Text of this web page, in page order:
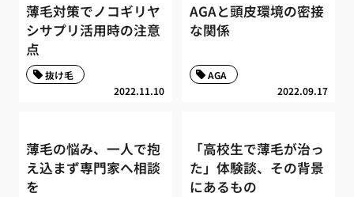
薄毛対策でノコギリヤ
シサプリ活用時の注意
点
2022.11.10
抜け毛
AGAと頭皮環境の密接
な関係
2022.09.17
AGA
薄毛の悩み、一人で抱
え込まず専門家へ相談
を
「高校生で薄毛が治っ
た」体験談、その背景
にあるもの